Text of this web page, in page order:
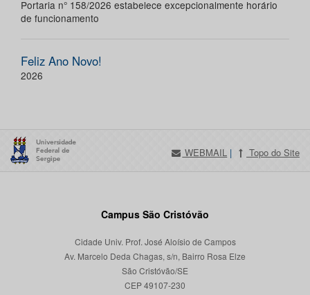
Portaria n° 158/2026 estabelece excepcionalmente horário
de funcionamento
Feliz Ano Novo!
2026
WEBMAIL | Topo do Site
Campus São Cristóvão
Cidade Univ. Prof. José Aloísio de Campos
Av. Marcelo Deda Chagas, s/n, Bairro Rosa Elze
São Cristóvão/SE
CEP 49107-230